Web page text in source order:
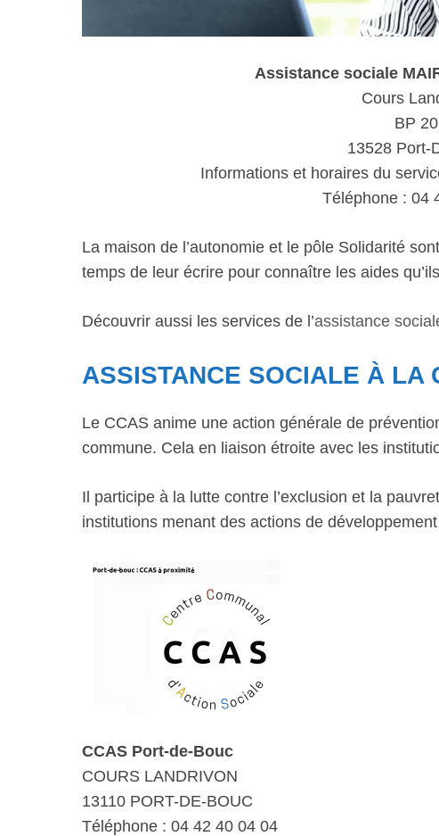
Assistance sociale
Cours
BP
13528 Port-
Informations et horaires du
Téléphone : 04
La maison de l’autonomie et le pôle Solidarité
temps de leur écrire pour connaître les aides
Découvrir aussi les services de l’assistance
ASSISTANCE SOCIALE À LA
Le CCAS anime une action générale de
commune. Cela en liaison étroite avec les
Il participe à la lutte contre l’exclusion et la
institutions menant des actions de
CCAS Port-de-Bouc
COURS LANDRIVON
13110 PORT-DE-BOUC
Téléphone : 04 42 40 04 04